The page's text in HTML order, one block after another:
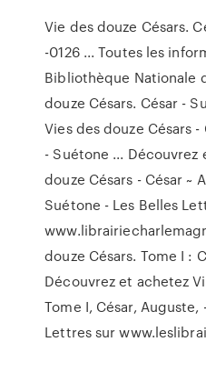
Vie des douze Césars.
-0126 ... Toutes les
Bibliothèque Nationale
douze Césars. César -
Vies des douze Césars
- Suétone ... Découvrez
douze Césars - César ~
Suétone - Les Belles
douze Césars. Tome I :
Découvrez et achetez
Tome I, César,
Lettres sur